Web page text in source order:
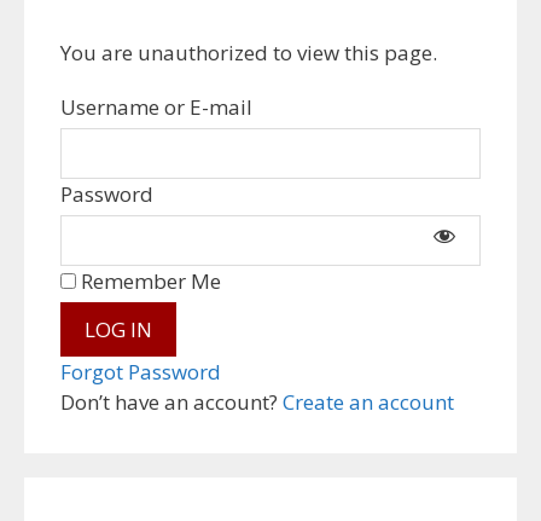
You are unauthorized to view this page.
Username or E-mail
Password
Don’t have an account? Create an account
Remember Me
Forgot Password